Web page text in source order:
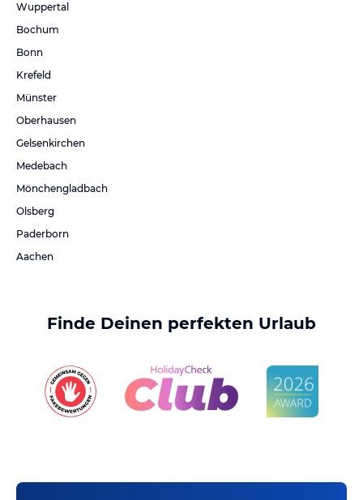
Wuppertal
Bochum
Bonn
Krefeld
Münster
Oberhausen
Gelsenkirchen
Medebach
Mönchengladbach
Olsberg
Paderborn
Aachen
Finde Deinen perfekten Urlaub